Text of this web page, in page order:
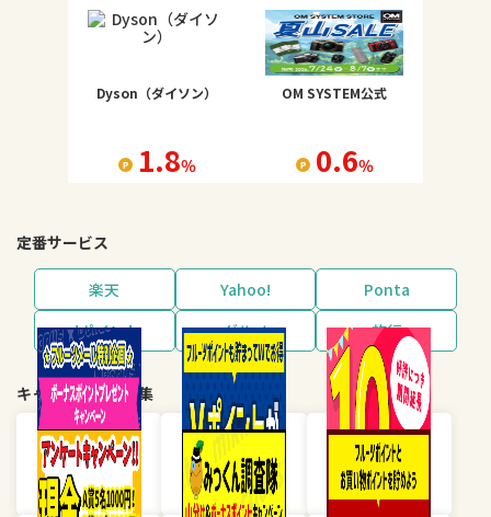
Dyson（ダイソン）
1.8％
OM SYSTEM公式
0.6％
定番サービス
楽天 Yahoo!
Ponta
dポイント
グルメ 旅行
キャンペーン・特集